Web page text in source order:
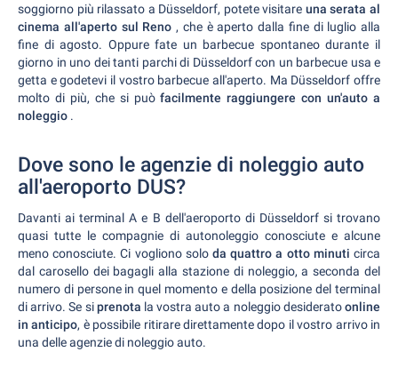
soggiorno più rilassato a Düsseldorf, potete visitare una serata al
cinema all'aperto sul Reno , che è aperto dalla fine di luglio alla
fine di agosto. Oppure fate un barbecue spontaneo durante il
giorno in uno dei tanti parchi di Düsseldorf con un barbecue usa e
getta e godetevi il vostro barbecue all'aperto. Ma Düsseldorf offre
molto di più, che si puòfacilmente raggiungere con un'auto a
noleggio .
Dove sono le agenzie di noleggio auto
all'aeroporto DUS?
Davanti ai terminal A e B dell'aeroporto di Düsseldorf si trovano
quasi tutte le compagnie di autonoleggio conosciute e alcune
meno conosciute. Ci vogliono solo da quattro a otto minuti circa
dal carosello dei bagagli alla stazione di noleggio, a seconda del
numero di persone in quel momento e della posizione del terminal
di arrivo. Se siprenota la vostra auto a noleggio desideratoonline
in anticipo, è possibile ritirare direttamente dopo il vostro arrivo in
una delle agenzie di noleggio auto.